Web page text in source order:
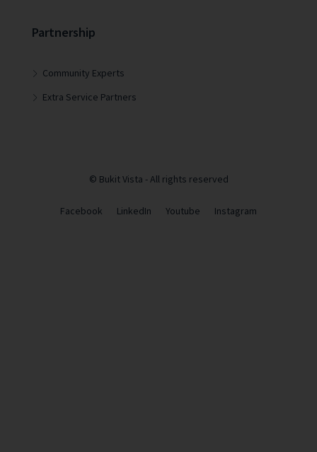
Partnership
Community Experts
Extra Service Partners
© Bukit Vista - All rights reserved
Facebook LinkedIn Youtube Instagram